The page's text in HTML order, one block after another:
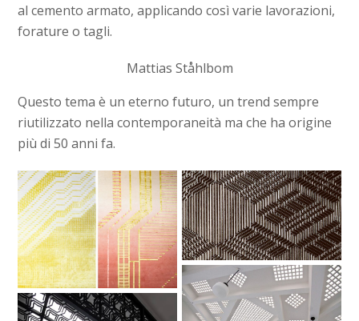
al cemento armato, applicando così varie lavorazioni,
forature o tagli.
Mattias Ståhlbom
Questo tema è un eterno futuro, un trend sempre
riutilizzato nella contemporaneità ma che ha origine
più di 50 anni fa.